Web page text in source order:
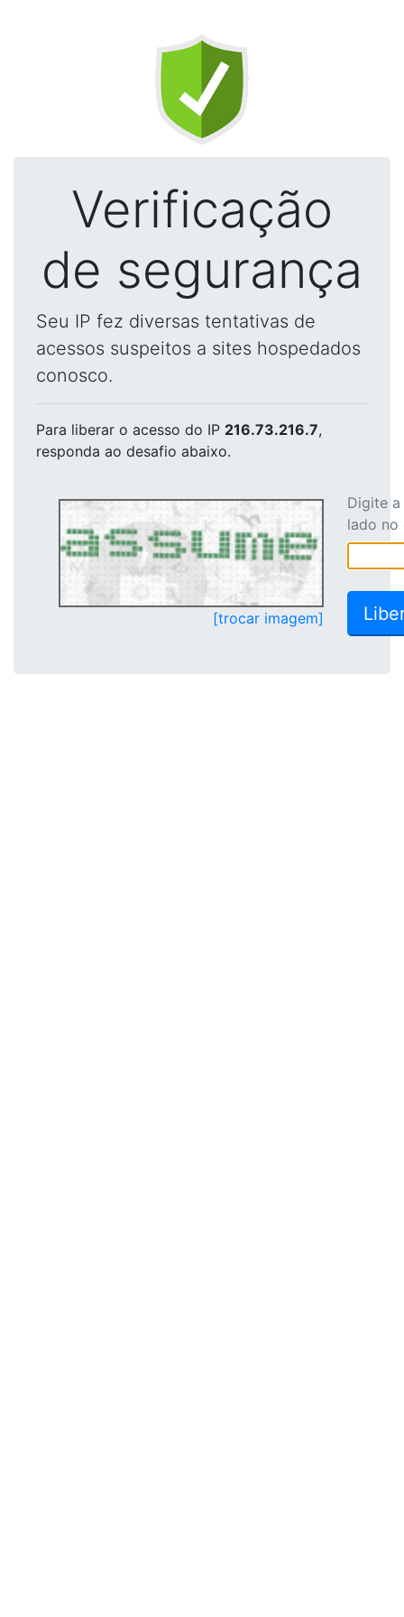
Verificação
de segurança
Seu IP fez diversas tentativas de
acessos suspeitos a sites hospedados
conosco.
Para liberar o acesso do IP 216.73.216.7,
responda ao desafio abaixo.
[trocar imagem]
Digite
lado no